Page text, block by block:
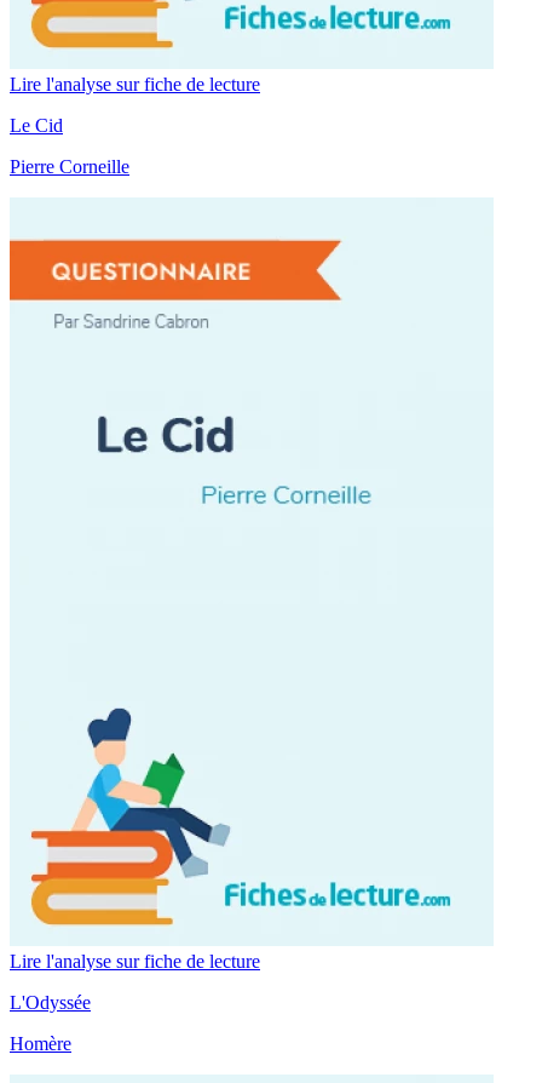
Lire l'analyse sur fiche de lecture
Le Cid
Pierre Corneille
Lire l'analyse sur fiche de lecture
L'Odyssée
Homère